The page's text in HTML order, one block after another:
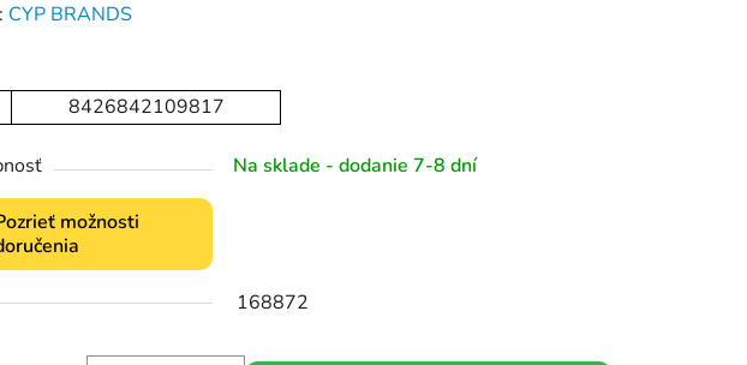
CYP BRANDS
8426842109817
Na sklade - dodanie 7-8 dní
možnosti
168872